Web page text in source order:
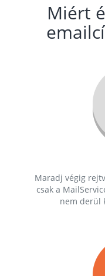
Miért
Maradj végig
csak a
nem derül